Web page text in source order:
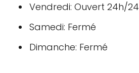
Vendredi: Ouvert 24h/24
Samedi: Fermé
Dimanche: Fermé